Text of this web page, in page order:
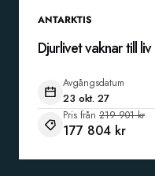
ANTARKTIS
Djurlivet vaknar till
Avgångsdatum
23 okt. 27
Pris från 219 901 kr
177 804 kr